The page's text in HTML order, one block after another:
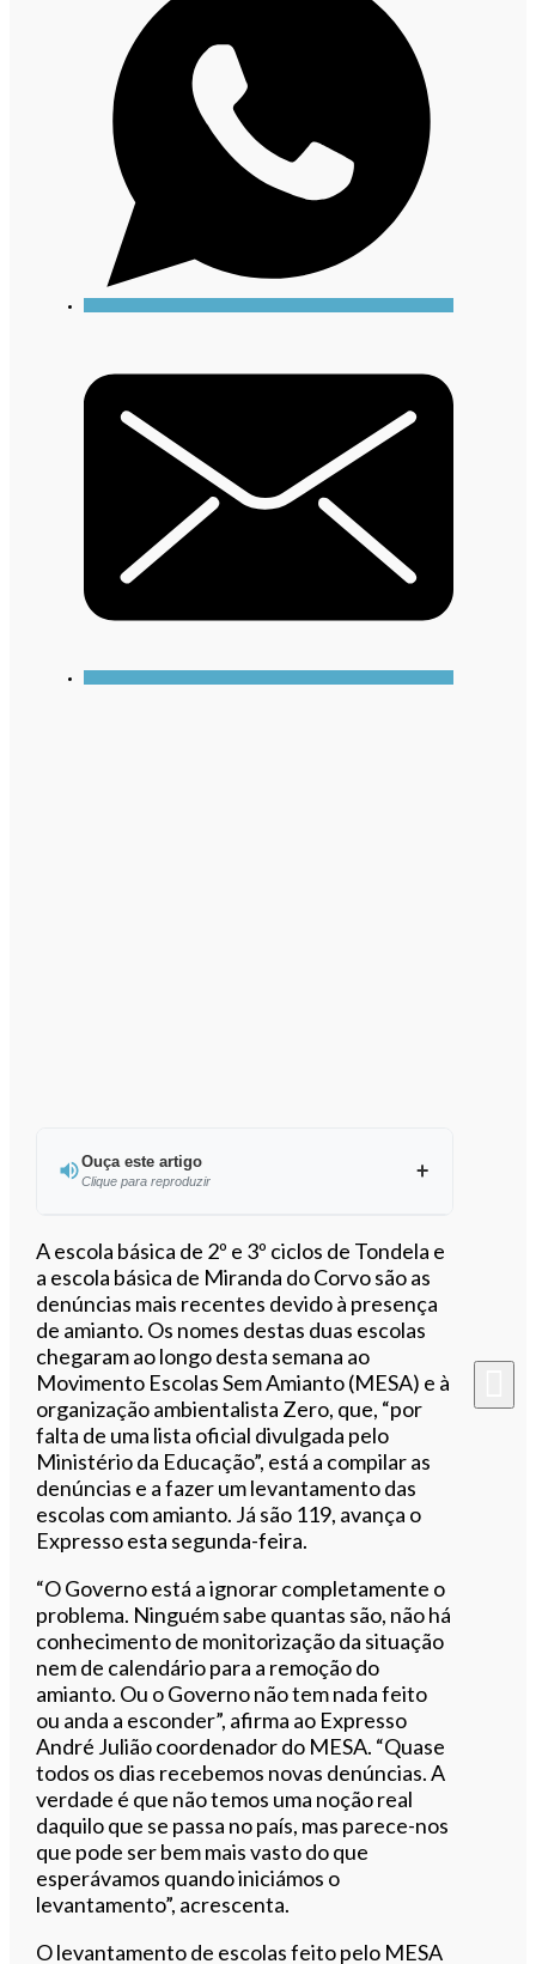
Ouça este artigo
Clique para reproduzir
Ouvir este artigo
A escola básica de 2º e 3º ciclos de Tondela e
a escola básica de Miranda do Corvo são as
denúncias mais recentes devido à presença
de amianto. Os nomes destas duas escolas
chegaram ao longo desta semana ao
Movimento Escolas Sem Amianto (MESA) e à
organização ambientalista Zero, que, “por
falta de uma lista oficial divulgada pelo
Ministério da Educação”, está a compilar as
denúncias e a fazer um levantamento das
escolas com amianto. Já são 119, avança o
Expresso esta segunda-feira.
“O Governo está a ignorar completamente o
problema. Ninguém sabe quantas são, não há
conhecimento de monitorização da situação
nem de calendário para a remoção do
amianto. Ou o Governo não tem nada feito
ou anda a esconder”, afirma ao Expresso
André Julião coordenador do MESA. “Quase
todos os dias recebemos novas denúncias. A
verdade é que não temos uma noção real
daquilo que se passa no país, mas parece-nos
que pode ser bem mais vasto do que
esperávamos quando iniciámos o
levantamento”, acrescenta.
O levantamento de escolas feito pelo MESA